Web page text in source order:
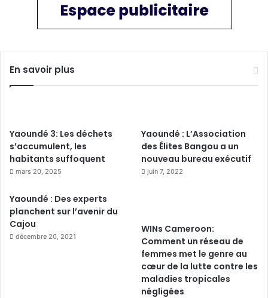
En savoir plus
Yaoundé 3: Les déchets
s’accumulent, les
habitants suffoquent
mars 20, 2025
Yaoundé : L’Association
des Élites Bangou a un
nouveau bureau exécutif
juin 7, 2022
Yaoundé : Des experts
planchent sur l’avenir du
Cajou
décembre 20, 2021
WINs Cameroon:
Comment un réseau de
femmes met le genre au
cœur de la lutte contre les
maladies tropicales
négligées